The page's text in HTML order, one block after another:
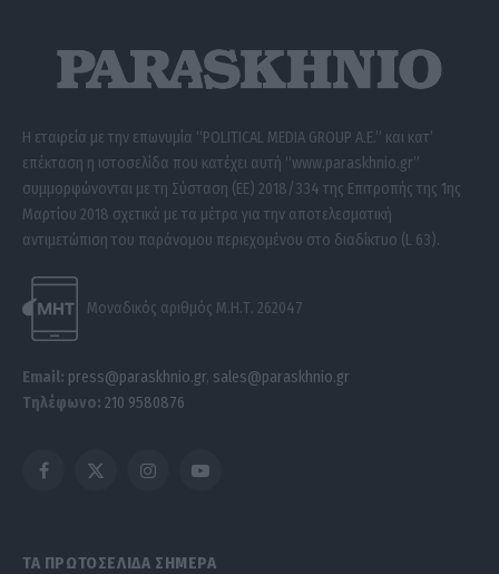
Η εταιρεία με την επωνυμία “POLITICAL MEDIA GROUP A.E.” και κατ’
επέκταση η ιστοσελίδα που κατέχει αυτή “www.paraskhnio.gr”
συμμορφώνονται με τη Σύσταση (ΕΕ) 2018/334 της Επιτροπής της 1ης
Μαρτίου 2018 σχετικά με τα μέτρα για την αποτελεσματική
αντιμετώπιση του παράνομου περιεχομένου στο διαδίκτυο (L 63).
Μοναδικός αριθμός Μ.Η.Τ. 262047
Email: press@paraskhnio.gr, sales@paraskhnio.gr
Τηλέφωνο: 210 9580876
Facebook
X
InstagramYouTube
ΤΑ ΠΡΩΤΟΣΕΛΙΔΑ ΣΗΜΕΡΑ